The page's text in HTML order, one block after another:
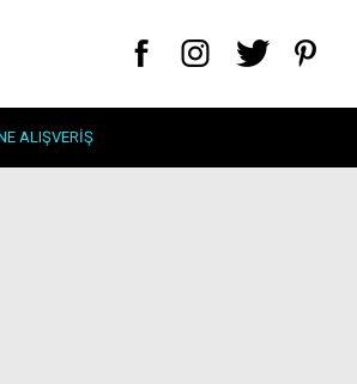
ALIŞVERIŞ